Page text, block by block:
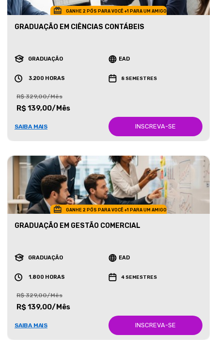
GANHE 2 PÓS PARA VOCÊ +1 PARA UM AMIGO
GRADUAÇÃO EM CIÊNCIAS CONTÁBEIS
GRADUAÇÃO EAD
3.200 HORAS 8 SEMESTRES
R$ 329,00/Mês
R$ 139,00/Mês
SAIBA MAIS INSCREVA-SE
GANHE 2 PÓS PARA VOCÊ +1 PARA UM AMIGO
GRADUAÇÃO EM GESTÃO COMERCIAL
GRADUAÇÃO EAD
1.800 HORAS 4 SEMESTRES
R$ 329,00/Mês
R$ 139,00/Mês
SAIBA MAIS INSCREVA-SE